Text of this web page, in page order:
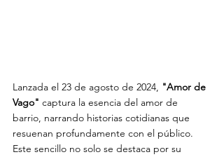
Lanzada el 23 de agosto de 2024, "Amor de
Vago" captura la esencia del amor de
barrio, narrando historias cotidianas que
resuenan profundamente con el público.
Este sencillo no solo se destaca por su